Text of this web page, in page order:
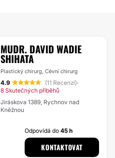
MUDR. DAVID WADIE
SHIHATA
Plastický chirurg, Cévní chirurg
4.9 (11 Recenzí)·
8 Skutečných příběhů
Jiráskova 1389, Rychnov nad
Kněžnou
Odpovídá do45 h
KONTAKTOVAT